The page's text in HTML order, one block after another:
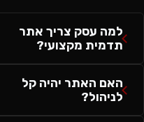
למה עסק צריך אתר
תדמית מקצועי?
האם האתר יהיה קל
לניהול?